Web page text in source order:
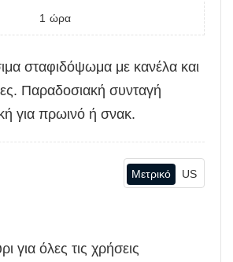
1 ώρα
σταφιδόψωμα με κανέλα και
Παραδοσιακή συνταγή
για πρωινό ή σνακ.
Μετρικό US
για όλες τις χρήσεις